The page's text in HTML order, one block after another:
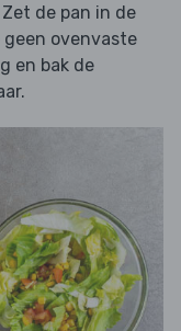
de pan in de
geen ovenvaste
en bak de